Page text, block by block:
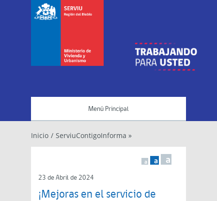
Menú Principal
Inicio / ServiuContigoInforma »
a a a
23 de Abril de 2024
¡Mejoras en el servicio de